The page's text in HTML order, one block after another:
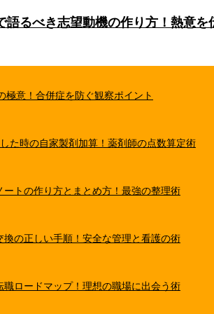
語るべき志望動機の作り方！熱意を
極意！合併症を防ぐ観察ポイント
た時の自家製剤加算！薬剤師の点数算定術
ートの作り方とまとめ方！最強の整理術
換の正しい手順！安全な管理と看護の術
職ロードマップ！理想の職場に出会う術